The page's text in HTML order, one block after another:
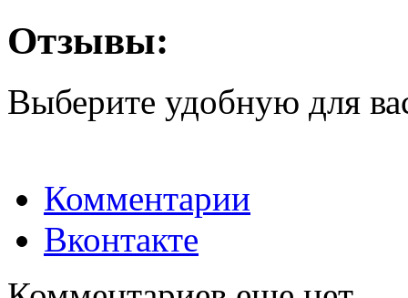
Отзывы:
Выберите удобную для
Комментарии
Вконтакте